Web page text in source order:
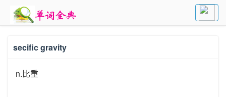
secific gravity
n.比重